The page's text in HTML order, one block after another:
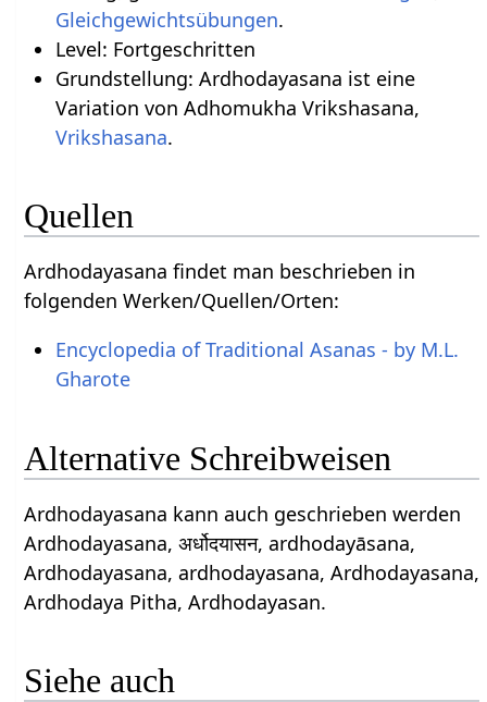
Gleichgewichtsübungen.
Level: Fortgeschritten
Grundstellung: Ardhodayasana ist eine
Variation von Adhomukha Vrikshasana,
Vrikshasana.
Quellen
Ardhodayasana findet man beschrieben in
folgenden Werken/Quellen/Orten:
Encyclopedia of Traditional Asanas - by M.L.
Gharote
Alternative Schreibweisen
Ardhodayasana kann auch geschrieben werden
Ardhodayasana, अर्धोदयासन, ardhodayāsana,
Ardhodayasana, ardhodayasana, Ardhodayasana,
Ardhodaya Pitha, Ardhodayasan.
Siehe auch